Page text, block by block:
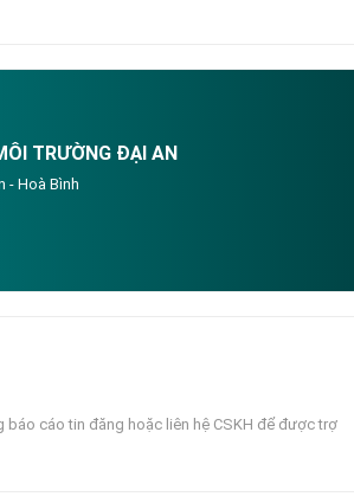
TRƯỜNG ĐẠI AN
- Hoà Bình
cáo tin đăng hoặc liên hệ CSKH để được trợ